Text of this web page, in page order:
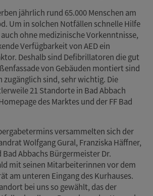
jährlich rund 65.000 Menschen am
Um in solchen Notfällen schnelle Hilfe
ohne medizinische Vorkenntnisse,
Verfügbarkeit von AED ein
Deshalb sind Defibrillatoren die gut
von Gebäuden montiert sind
sind, sehr wichtig. Die
21 Standorte in Bad Abbach
des Marktes und der FF Bad
versammelten sich der
Wolfgang Gural, Franziska Häffner,
Bad Abbachs Bürgermeister Dr.
mit seinen Mitarbeiterinnen vor dem
am unteren Eingang des Kurhauses.
bei uns so gewählt, das der